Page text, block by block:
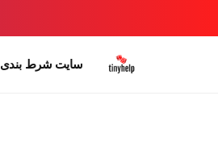
سایت شرط بندی